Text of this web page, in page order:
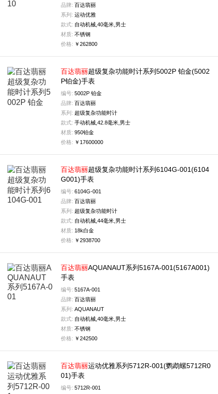
品牌: 百达翡丽
系列: 运动优雅
款式: 自动机械,40毫米,男士
材质: 不锈钢
价格: ￥262800
百达翡丽超级复杂功能时计系列5002P 铂金(5002
P铂金)手表
编号: 5002P 铂金
品牌: 百达翡丽
系列: 超级复杂功能时计
款式: 手动机械,42.8毫米,男士
材质: 950铂金
价格: ￥17600000
百达翡丽超级复杂功能时计系列6104G-001(6104
G001)手表
编号: 6104G-001
品牌: 百达翡丽
系列: 超级复杂功能时计
款式: 自动机械,44毫米,男士
材质: 18k白金
价格: ￥2938700
百达翡丽AQUANAUT系列5167A-001(5167A001)
手表
编号: 5167A-001
品牌: 百达翡丽
系列: AQUANAUT
款式: 自动机械,40毫米,男士
材质: 不锈钢
价格: ￥242500
百达翡丽运动优雅系列5712R-001(鹦鹉螺5712R0
01)手表
编号: 5712R-001